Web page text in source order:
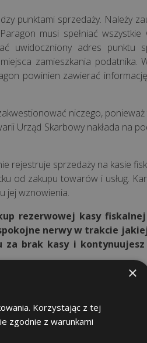
punktami sprzedaży. Należy
musi spełniać
uwidoczniony adres punktu
zamieszkania podatnika.
powinien zawierać
niczego,
Urząd Skarbowy nakłada na
rejestruje sprzedaży na kasie
od zakupu towarów i usług.
jej wznowienia.
rezerwowej kasy
nerwy w trakcie
za brak kasy i
na nową?
często się psuje, wymaga
do przerw w
×
Korzystając z tej
zgodnie z warunkami